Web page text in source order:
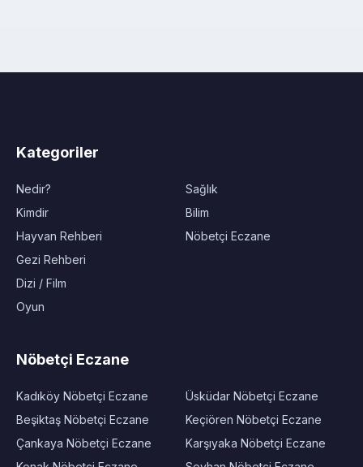
Kategoriler
Nedir?
Kimdir
Hayvan Rehberi
Gezi Rehberi
Dizi / Film
Oyun
Sağlık
Bilim
Nöbetçi Eczane
Nöbetçi Eczane
Kadıköy Nöbetçi Eczane
Beşiktaş Nöbetçi Eczane
Çankaya Nöbetçi Eczane
Üsküdar Nöbetçi Eczane
Keçiören Nöbetçi Eczane
Karşıyaka Nöbetçi Eczane